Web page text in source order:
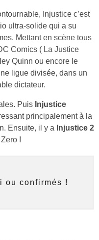
Injustice c’est
ultra-solide qui a su
Mettant en scène tous
Comics ( La Justice
Quinn ou encore le
ligue divisée, dans un
dictateur.
Puis Injustice
principalement à la
Ensuite, il y a Injustice 2
!
ou confirmés !